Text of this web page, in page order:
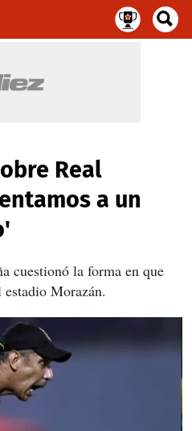
Real
a un
cuestionó la forma en que
Morazán.